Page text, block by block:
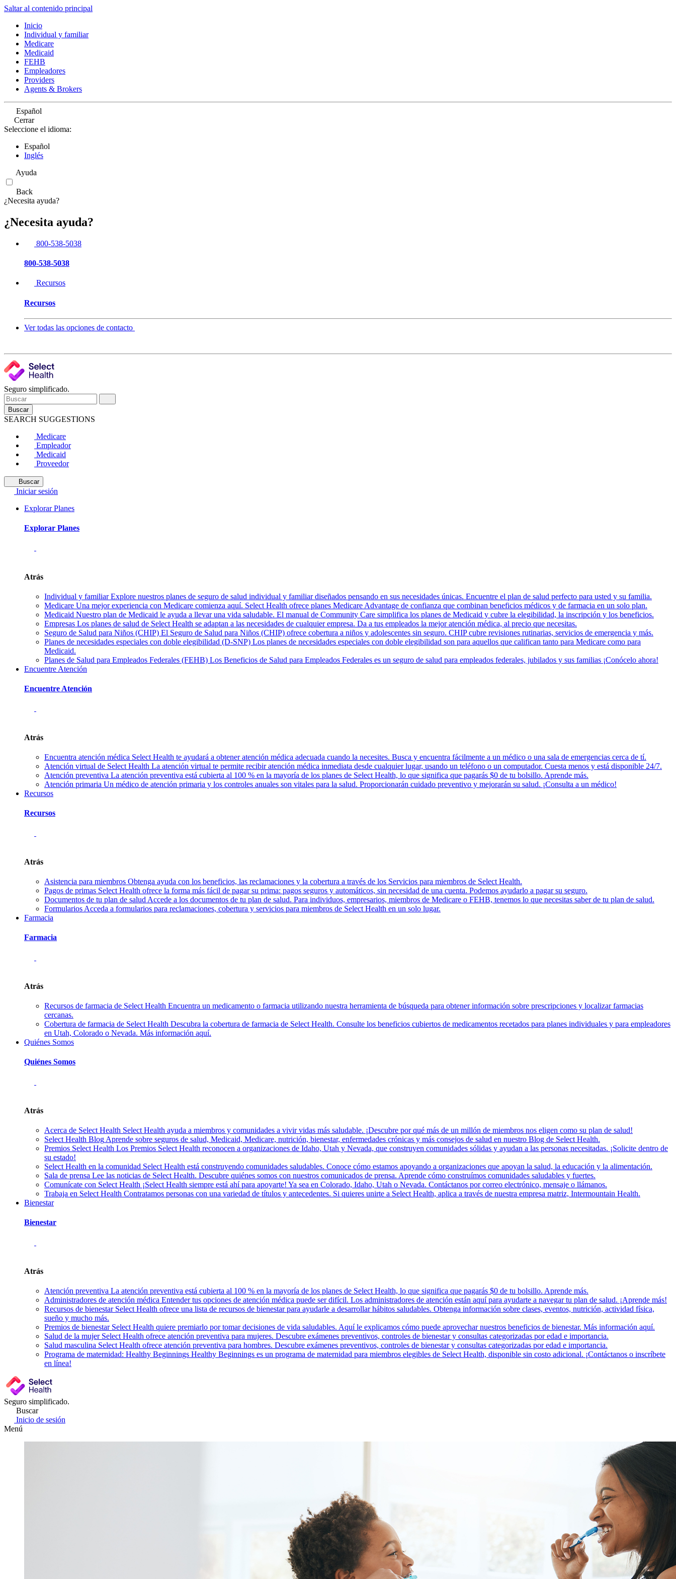
Saltar al contenido principal
Inicio
Individual y familiar
Medicare
Medicaid
FEHB
Empleadores
Providers
Agents & Brokers
Español
Cerrar
Seleccione el idioma:
Español
Inglés
Ayuda
Back
¿Necesita ayuda?
¿Necesita ayuda?
800-538-5038
800-538-5038
Recursos
Recursos
Ver todas las opciones de contacto
Seguro simplificado.
Buscar
SEARCH SUGGESTIONS
Medicare
Empleador
Medicaid
Proveedor
Buscar
Iniciar sesión
Explorar Planes
Explorar Planes
Atrás
Individual y familiar Explore nuestros planes de seguro de salud individual y familiar diseñados pensando en sus necesidades únicas. Encuentre el plan de salud perfecto para usted y su familia.
Medicare Una mejor experiencia con Medicare comienza aquí. Select Health ofrece planes Medicare Advantage de confianza que combinan beneficios médicos y de farmacia en un solo plan.
Medicaid Nuestro plan de Medicaid le ayuda a llevar una vida saludable. El manual de Community Care simplifica los planes de Medicaid y cubre la elegibilidad, la inscripción y los beneficios.
Empresas Los planes de salud de Select Health se adaptan a las necesidades de cualquier empresa. Da a tus empleados la mejor atención médica, al precio que necesitas.
Seguro de Salud para Niños (CHIP) El Seguro de Salud para Niños (CHIP) ofrece cobertura a niños y adolescentes sin seguro. CHIP cubre revisiones rutinarias, servicios de emergencia y más.
Planes de necesidades especiales con doble elegibilidad (D-SNP) Los planes de necesidades especiales con doble elegibilidad son para aquellos que califican tanto para Medicare como para
Medicaid.
Planes de Salud para Empleados Federales (FEHB) Los Beneficios de Salud para Empleados Federales es un seguro de salud para empleados federales, jubilados y sus familias ¡Conócelo ahora!
Encuentre Atención
Encuentre Atención
Atrás
Encuentra atención médica Select Health te ayudará a obtener atención médica adecuada cuando la necesites. Busca y encuentra fácilmente a un médico o una sala de emergencias cerca de tí.
Atención virtual de Select Health La atención virtual te permite recibir atención médica inmediata desde cualquier lugar, usando un teléfono o un computador. Cuesta menos y está disponible 24/7.
Atención preventiva La atención preventiva está cubierta al 100 % en la mayoría de los planes de Select Health, lo que significa que pagarás $0 de tu bolsillo. Aprende más.
Atención primaria Un médico de atención primaria y los controles anuales son vitales para la salud. Proporcionarán cuidado preventivo y mejorarán su salud. ¡Consulta a un médico!
Recursos
Recursos
Atrás
Asistencia para miembros Obtenga ayuda con los beneficios, las reclamaciones y la cobertura a través de los Servicios para miembros de Select Health.
Pagos de primas Select Health ofrece la forma más fácil de pagar su prima: pagos seguros y automáticos, sin necesidad de una cuenta. Podemos ayudarlo a pagar su seguro.
Documentos de tu plan de salud Accede a los documentos de tu plan de salud. Para individuos, empresarios, miembros de Medicare o FEHB, tenemos lo que necesitas saber de tu plan de salud.
Formularios Acceda a formularios para reclamaciones, cobertura y servicios para miembros de Select Health en un solo lugar.
Farmacia
Farmacia
Atrás
Recursos de farmacia de Select Health Encuentra un medicamento o farmacia utilizando nuestra herramienta de búsqueda para obtener información sobre prescripciones y localizar farmacias
cercanas.
Cobertura de farmacia de Select Health Descubra la cobertura de farmacia de Select Health. Consulte los beneficios cubiertos de medicamentos recetados para planes individuales y para empleadores
en Utah, Colorado o Nevada. Más información aquí.
Quiénes Somos
Quiénes Somos
Atrás
Acerca de Select Health Select Health ayuda a miembros y comunidades a vivir vidas más saludable. ¡Descubre por qué más de un millón de miembros nos eligen como su plan de salud!
Select Health Blog Aprende sobre seguros de salud, Medicaid, Medicare, nutrición, bienestar, enfermedades crónicas y más consejos de salud en nuestro Blog de Select Health.
Premios Select Health Los Premios Select Health reconocen a organizaciones de Idaho, Utah y Nevada, que construyen comunidades sólidas y ayudan a las personas necesitadas. ¡Solicite dentro de
su estado!
Select Health en la comunidad Select Health está construyendo comunidades saludables. Conoce cómo estamos apoyando a organizaciones que apoyan la salud, la educación y la alimentación.
Sala de prensa Lee las noticias de Select Health. Descubre quiénes somos con nuestros comunicados de prensa. Aprende cómo construímos comunidades saludables y fuertes.
Comunícate con Select Health ¡Select Health siempre está ahí para apoyarte! Ya sea en Colorado, Idaho, Utah o Nevada. Contáctanos por correo electrónico, mensaje o llámanos.
Trabaja en Select Health Contratamos personas con una variedad de títulos y antecedentes. Si quieres unirte a Select Health, aplica a través de nuestra empresa matriz, Intermountain Health.
Bienestar
Bienestar
Atrás
Atención preventiva La atención preventiva está cubierta al 100 % en la mayoría de los planes de Select Health, lo que significa que pagarás $0 de tu bolsillo. Aprende más.
Administradores de atención médica Entender tus opciones de atención médica puede ser difícil. Los administradores de atención están aquí para ayudarte a navegar tu plan de salud. ¡Aprende más!
Recursos de bienestar Select Health ofrece una lista de recursos de bienestar para ayudarle a desarrollar hábitos saludables. Obtenga información sobre clases, eventos, nutrición, actividad física,
sueño y mucho más.
Premios de bienestar Select Health quiere premiarlo por tomar decisiones de vida saludables. Aquí le explicamos cómo puede aprovechar nuestros beneficios de bienestar. Más información aquí.
Salud de la mujer Select Health ofrece atención preventiva para mujeres. Descubre exámenes preventivos, controles de bienestar y consultas categorizadas por edad e importancia.
Salud masculina Select Health ofrece atención preventiva para hombres. Descubre exámenes preventivos, controles de bienestar y consultas categorizadas por edad e importancia.
Programa de maternidad: Healthy Beginnings Healthy Beginnings es un programa de maternidad para miembros elegibles de Select Health, disponible sin costo adicional. ¡Contáctanos o inscríbete
en línea!
Seguro simplificado.
Buscar
Inicio de sesión
Menú